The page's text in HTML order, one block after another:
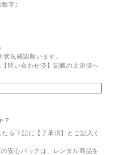
数字)
況確認願います。
問い合わせ済】記載の上決済へ
？
ら下記に【了承済】とご記入く
安心パックは、レンタル商品を